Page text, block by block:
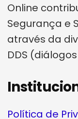
Online
Segurança e
através da
DDS
Política de